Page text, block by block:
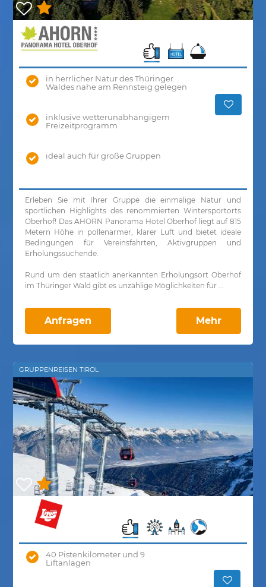
in herrlicher Natur des Thüringer
Waldes nahe am Rennsteig gelegen
inklusive wetterunabhängigem
Freizeitprogramm
ideal auch für große Gruppen
Erleben Sie mit Ihrer Gruppe die einmalige Natur und
sportlichen Highlights des renommierten Wintersportorts
Oberhof! Das AHORN Panorama Hotel Oberhof liegt auf 815
Metern Höhe in pollenarmer, klarer Luft und bietet ideale
Bedingungen für Vereinsfahrten, Aktivgruppen und
Erholungssuchende.
Rund um den staatlich anerkannten Erholungsort Oberhof
im Thüringer Wald gibt es unzählige Möglichkeiten für ...
Anfragen Mehr
GRUPPENREISEN TIROL
40 Pistenkilometer und 9
Liftanlagen